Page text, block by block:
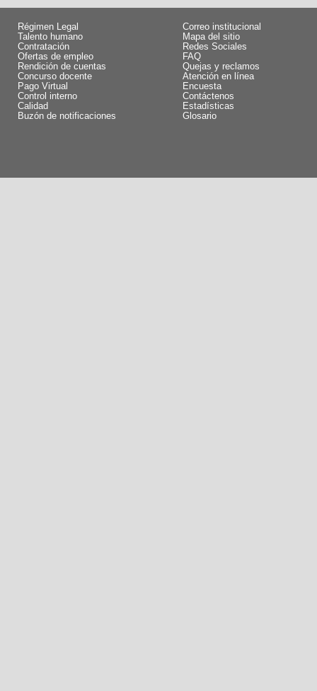
Régimen Legal
Talento humano
Contratación
Ofertas de empleo
Rendición de cuentas
Concurso docente
Pago Virtual
Control interno
Calidad
Buzón de notificaciones
Correo institucional
Mapa del sitio
Redes Sociales
FAQ
Quejas y reclamos
Atención en línea
Encuesta
Contáctenos
Estadísticas
Glosario